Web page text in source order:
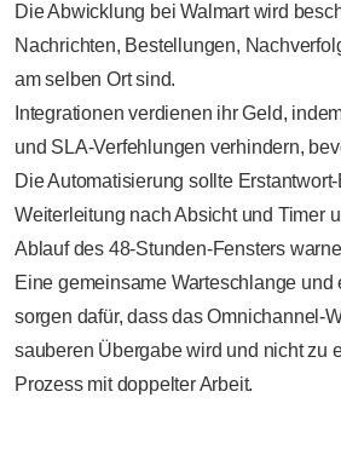
Die Abwicklung bei Walmart wird
Nachrichten, Bestellungen,
am selben Ort sind.
Integrationen verdienen ihr Geld,
und SLA-Verfehlungen verhindern,
Die Automatisierung sollte
Weiterleitung nach Absicht und Timer
Ablauf des 48-Stunden-Fensters
Eine gemeinsame Warteschlange
sorgen dafür, dass das Omnichannel-
sauberen Übergabe wird und nicht zu
Prozess mit doppelter Arbeit.